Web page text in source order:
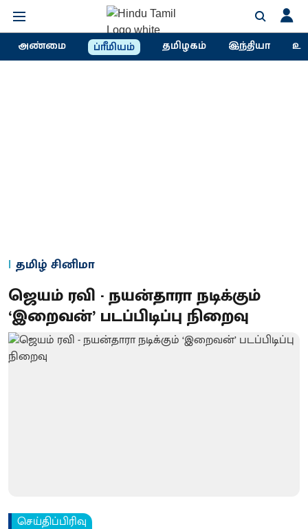
அண்மை ப்ரீமியம் தமிழகம் இந்தியா
தமிழ் சினிமா
ஜெயம் ரவி - நயன்தாரா நடிக்கும்
‘இறைவன்’ படப்பிடிப்பு நிறைவு
செய்திப்பிரிவு